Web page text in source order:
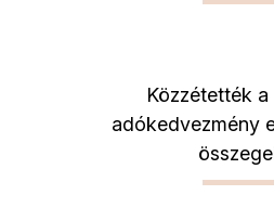
Közzétették a
adókedvezmény